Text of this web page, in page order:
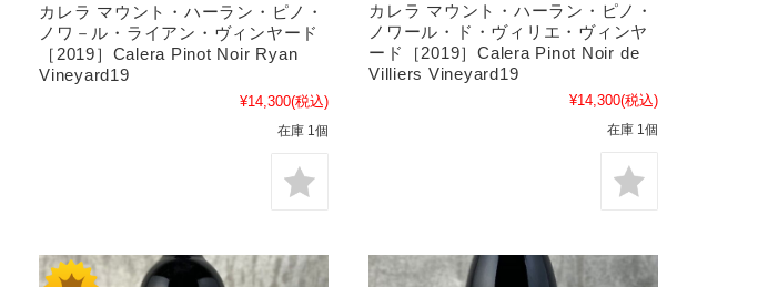
カレラ マウント・ハーラン・ピノ・
ノワ－ル・ライアン・ヴィンヤード
［2019］Calera Pinot Noir Ryan
Vineyard19
¥14,300(税込)
在庫 1個
カレラ マウント・ハーラン・ピノ・
ノワール・ド・ヴィリエ・ヴィンヤ
ード［2019］Calera Pinot Noir de
Villiers Vineyard19
¥14,300(税込)
在庫 1個